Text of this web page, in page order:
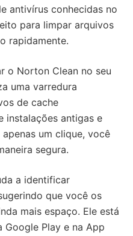
antivírus conhecidas no
para limpar arquivos
rapidamente.
o Norton Clean no seu
uma varredura
de cache
instalações antigas e
um clique, você
segura.
a identificar
que você os
mais espaço. Ele está
Play e na App